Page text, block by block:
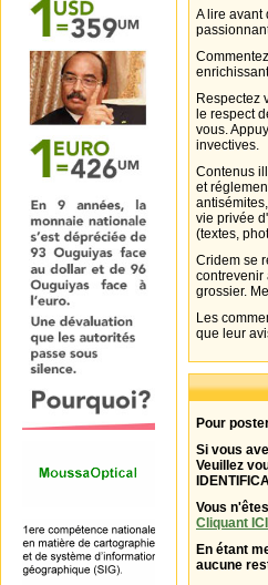
A lire avant
Respectez
le respect
vous.
invectives.
Contenus
et
vie privée
(textes,
Cridem se
contrevenir
grossier.
Les
que leur
Pour
Si vous
Veuillez
Vous
Cliquant ICI
En étant
aucune